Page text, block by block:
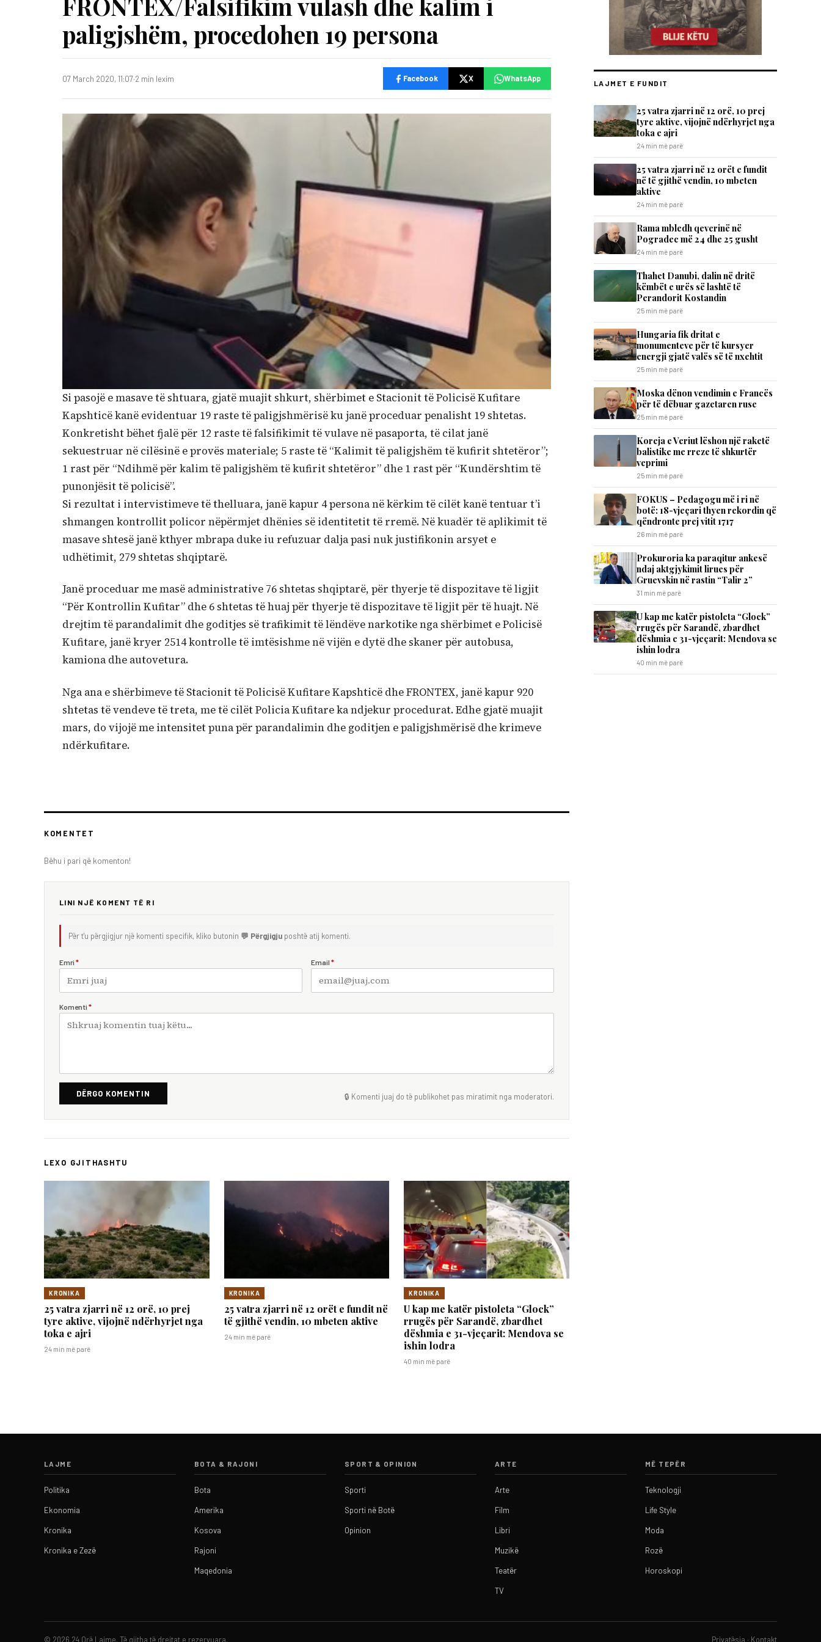
paligjshëm, procedohen 19 persona
07 March 2020, 11:07·2 min lexim Facebook X WhatsApp
Si pasojë e masave të shtuara, gjatë muajit shkurt, shërbimet e Stacionit të Policisë Kufitare
Kapshticë kanë evidentuar 19 raste të paligjshmërisë ku janë proceduar penalisht 19 shtetas.
Konkretisht bëhet fjalë për 12 raste të falsifikimit të vulave në pasaporta, të cilat janë
sekuestruar në cilësinë e provës materiale; 5 raste të “Kalimit të paligjshëm të kufirit shtetëror”;
1 rast për “Ndihmë për kalim të paligjshëm të kufirit shtetëror” dhe 1 rast për “Kundërshtim të
punonjësit të policisë”.
Si rezultat i intervistimeve të thelluara, janë kapur 4 persona në kërkim të cilët kanë tentuar t’i
shmangen kontrollit policor nëpërmjet dhënies së identitetit të rremë. Në kuadër të aplikimit të
masave shtesë janë kthyer mbrapa duke iu refuzuar dalja pasi nuk justifikonin arsyet e
udhëtimit, 279 shtetas shqiptarë.
Janë proceduar me masë administrative 76 shtetas shqiptarë, për thyerje të dispozitave të ligjit
“Për Kontrollin Kufitar” dhe 6 shtetas të huaj për thyerje të dispozitave të ligjit për të huajt. Në
drejtim të parandalimit dhe goditjes së trafikimit të lëndëve narkotike nga shërbimet e Policisë
Kufitare, janë kryer 2514 kontrolle të imtësishme në vijën e dytë dhe skaner për autobusa,
kamiona dhe autovetura.
Nga ana e shërbimeve të Stacionit të Policisë Kufitare Kapshticë dhe FRONTEX, janë kapur 920
shtetas të vendeve të treta, me të cilët Policia Kufitare ka ndjekur procedurat. Edhe gjatë muajit
mars, do vijojë me intensitet puna për parandalimin dhe goditjen e paligjshmërisë dhe krimeve
ndërkufitare.
KOMENTET
Bëhu i pari që komenton!
LINI NJË KOMENT TË RI
Për t'u përgjigjur një komenti specifik, kliko butonin 💬 Përgjigju poshtë atij komenti.
Emri * Email *
Komenti *
DËRGO KOMENTIN 🔒 Komenti juaj do të publikohet pas miratimit nga moderatori.
LEXO GJITHASHTU
KRONIKA
25 vatra zjarri në 12 orë, 10 prej
tyre aktive, vijojnë ndërhyrjet nga
toka e ajri
24 min më parë
KRONIKA
25 vatra zjarri në 12 orët e fundit në
të gjithë vendin, 10 mbeten aktive
24 min më parë
KRONIKA
U kap me katër pistoleta “Glock”
rrugës për Sarandë, zbardhet
dëshmia e 31-vjeçarit: Mendova se
ishin lodra
40 min më parë
LAJMET E FUNDIT
25 vatra zjarri në 12 orë, 10 prej
tyre aktive, vijojnë ndërhyrjet nga
toka e ajri
24 min më parë
25 vatra zjarri në 12 orët e fundit
në të gjithë vendin, 10 mbeten
aktive
24 min më parë
Rama mbledh qeverinë në
Pogradec më 24 dhe 25 gusht
24 min më parë
Thahet Danubi, dalin në dritë
këmbët e urës së lashtë të
Perandorit Kostandin
25 min më parë
Hungaria fik dritat e
monumenteve për të kursyer
energji gjatë valës së të nxehtit
25 min më parë
Moska dënon vendimin e Francës
për të dëbuar gazetaren ruse
25 min më parë
Koreja e Veriut lëshon një raketë
balistike me rreze të shkurtër
veprimi
25 min më parë
FOKUS – Pedagogu më i ri në
botë: 18-vjeçari thyen rekordin që
qëndronte prej vitit 1717
26 min më parë
Prokuroria ka paraqitur ankesë
ndaj aktgjykimit lirues për
Gruevskin në rastin “Talir 2”
31 min më parë
U kap me katër pistoleta “Glock”
rrugës për Sarandë, zbardhet
dëshmia e 31-vjeçarit: Mendova se
ishin lodra
40 min më parë
LAJME
Politika
Ekonomia
Kronika
Kronika e Zezë
BOTA & RAJONI
Bota
Amerika
Kosova
Rajoni
Maqedonia
SPORT & OPINION
Sporti
Sporti në Botë
Opinion
ARTE
Arte
Film
Libri
Muzikë
Teatër
TV
MË TEPËR
Teknologji
Life Style
Moda
Rozë
Horoskopi
© 2026 24 Orë Lajme. Të gjitha të drejtat e rezervuara. Privatësia · Kontakt